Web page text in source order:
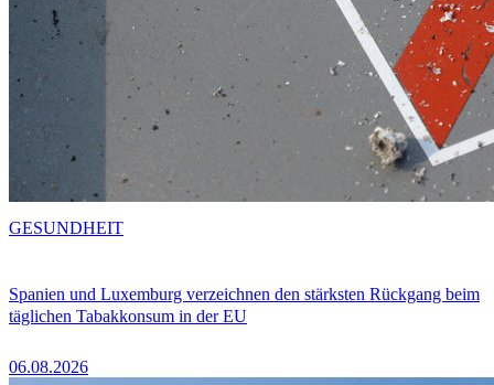
Spanien und Luxemburg verzeichnen den stärksten Rückgang beim
täglichen Tabakkonsum in der EU
06.08.2026
GESUNDHEIT